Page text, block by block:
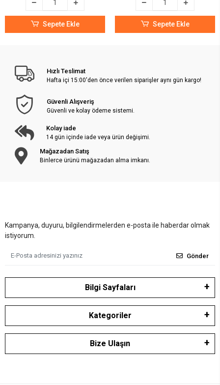
Sepete Ekle Sepete Ekle
Hızlı Teslimat
Hafta içi 15:00'den önce verilen siparişler aynı gün kargo!
Güvenli Alışveriş
Güvenli ve kolay ödeme sistemi.
Kolay iade
14 gün içinde iade veya ürün değişimi.
Mağazadan Satış
Binlerce ürünü mağazadan alma imkanı.
Kampanya, duyuru, bilgilendirmelerden e-posta ile haberdar olmak
istiyorum.
Gönder
Bilgi Sayfaları
Kategoriler
Bize Ulaşın